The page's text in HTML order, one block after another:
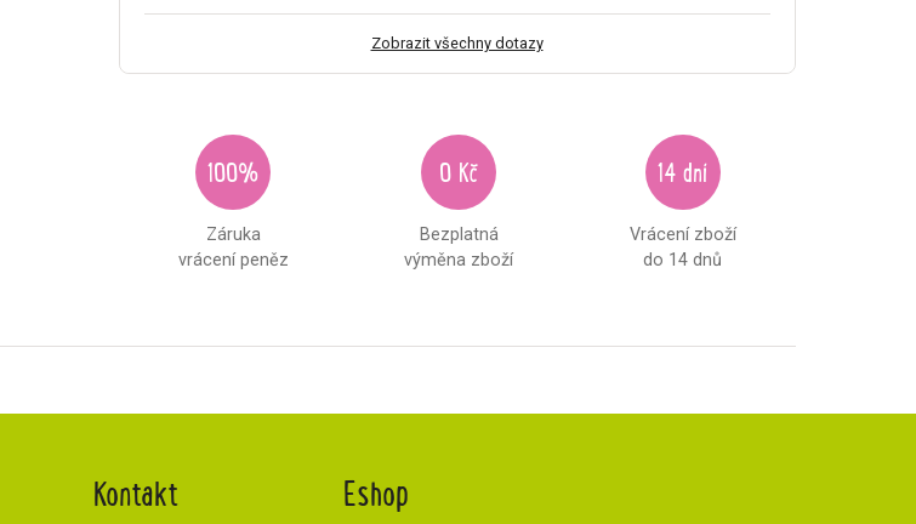
Zobrazit všechny dotazy
100%
Záruka
vrácení peněz
0 Kč
Bezplatná
výměna zboží
14 dní
Vrácení zboží
do 14 dnů
Kontakt Eshop